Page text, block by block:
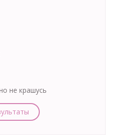
не крашусь